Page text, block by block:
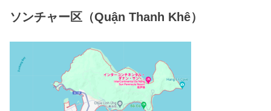
ソンチャー区（Quận Thanh Khê）